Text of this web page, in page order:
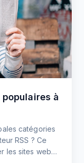
à
catégories
RSS ? Ce
les sites web